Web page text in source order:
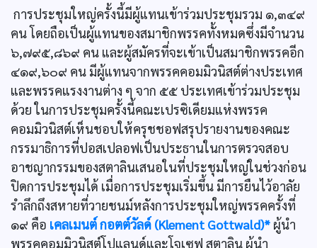
การประชุมใหญ่ครั้งนี้มีผู้แทนเข้าร่วมประชุมรวม ๑,๓๔๙
คน โดยถือเป็นผู้แทนของสมาชิกพรรคทั้งหมดซึ่งมีจำนวน
๖,๗๙๕,๘๖๙ คน และผู้สมัครที่จะเข้าเป็นสมาชิกพรรคอีก
๔๑๙,๖๐๙ คน มีผู้แทนจากพรรคคอมมิวนิสต์ต่างประเทศ
และพรรคแรงงานต่าง ๆ จาก ๕๕ ประเทศเข้าร่วมประชุม
ด้วย ในการประชุมครั้งนี้คณะเปรซิเดียมแห่งพรรค
คอมมิวนิสต์เห็นชอบให้ครุชชอฟสรุปรายงานของคณะ
กรรมาธิการที่ปอสเปลอฟเป็นประธานในการตรวจสอบ
อาชญากรรมของสตาลินเสนอในที่ประชุมใหญ่ในช่วงก่อน
ปิดการประชุมได้ เมื่อการประชุมเริ่มขึ้น มีการยืนไว้อาลัย
รำลึกถึงสหายที่วายชนม์หลังการประชุมใหญ่พรรคครั้งที่
๑๙ คือ เคลเมนต์ กอตต์วัลด์ (Klement Gottwald)* ผู้นำ
พรรคคอมมิวนิสต์โปแลนด์และโจเซฟ สตาลิน ผู้นำ